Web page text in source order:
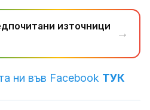
източници
→
ни във Facebook ТУК